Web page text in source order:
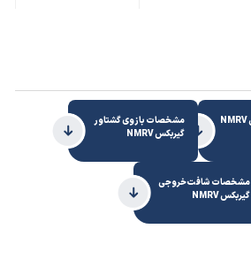
دیتا شیت گیربکس NMRV
مشخصات بازوی گشتاور
گیربکس NMRV
مشخصات شافت خروجی
گیربکس NMRV